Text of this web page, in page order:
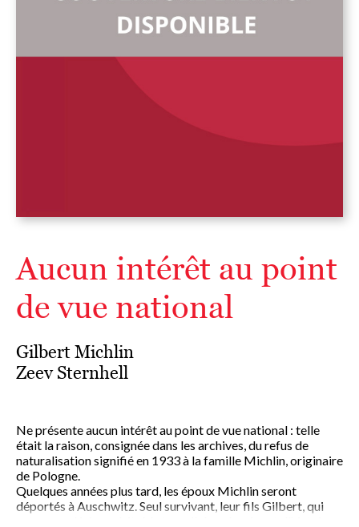
Aucun intérêt au point
de vue national
Gilbert Michlin
Zeev Sternhell
Ne présente aucun intérêt au point de vue national : telle
était la raison, consignée dans les archives, du refus de
naturalisation signifié en 1933 à la famille Michlin, originaire
de Pologne.
Quelques années plus tard, les époux Michlin seront
déportés à Auschwitz. Seul survivant, leur fils Gilbert, qui